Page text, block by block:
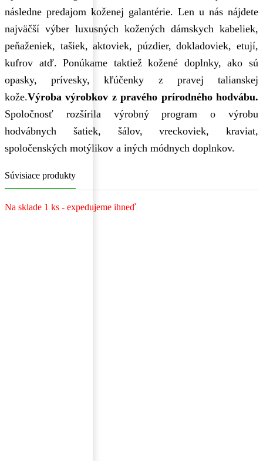
následne predajom koženej galantérie. Len u nás nájdete
najväčší výber luxusných kožených dámskych kabeliek,
peňaženiek, tašiek, aktoviek, púzdier, dokladoviek, etují,
kufrov atď. Ponúkame taktiež kožené doplnky, ako sú
opasky, prívesky, kľúčenky z pravej talianskej
kože.Výroba výrobkov z pravého prírodného hodvábu.
Spoločnosť rozšírila výrobný program o výrobu
hodvábnych šatiek, šálov, vreckoviek, kraviat,
spoločenských motýlikov a iných módnych doplnkov.
Súvisiace produkty
Na sklade 1 ks - expedujeme ihneď